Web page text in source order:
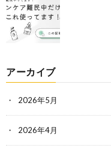
アーカイブ
2026年5月
2026年4月